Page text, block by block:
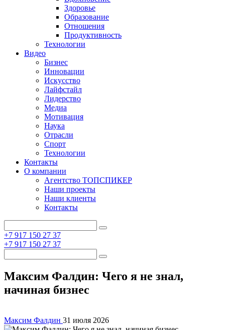
Здоровье
Образование
Отношения
Продуктивность
Технологии
Видеo
Бизнес
Инновации
Искусство
Лайфстайл
Лидерство
Медиа
Мотивация
Наука
Отрасли
Спорт
Технологии
Контакты
О компании
Агентство ТОПСПИКЕР
Наши проекты
Наши клиенты
Контакты
+7 917 150 27 37
+7 917 150 27 37
Максим Фалдин: Чего я не знал,
начиная бизнес
Максим Фалдин 31 июля 2026